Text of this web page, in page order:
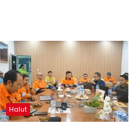
Halut